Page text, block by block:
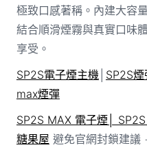
極致口感著稱。內建大容
結合順滑煙霧與真實口味
享受。
SP2S電子煙主機│ SP2S煙
max煙彈
SP2S MAX 電子煙│
糖果屋 避免官網封鎖建議